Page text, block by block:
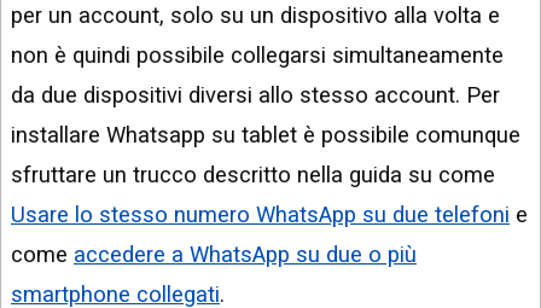
per un account, solo su un dispositivo alla volta e
non è quindi possibile collegarsi simultaneamente
da due dispositivi diversi allo stesso account. Per
installare Whatsapp su tablet è possibile comunque
sfruttare un trucco descritto nella guida su come
Usare lo stesso numero WhatsApp su due telefoni e
come accedere a WhatsApp su due o più
smartphone collegati.